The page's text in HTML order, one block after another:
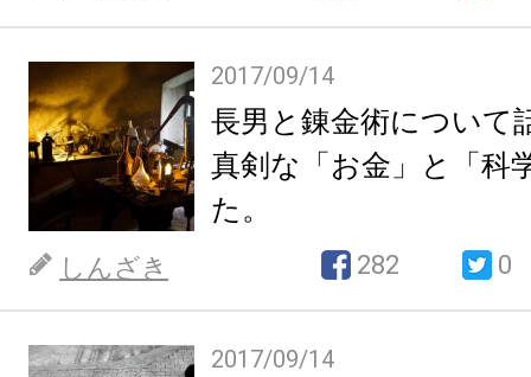
2017/09/14
長男と錬金術について
真剣な「お金」と「科
た。
しんざき 282 0
2017/09/14